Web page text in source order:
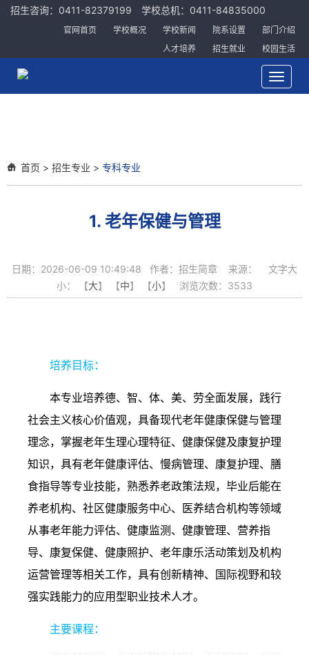
招生咨询：0411-82379199 学校总机：0411-84835000
官网首页 学校概况 学校新闻 院系设置
部门介绍
人才培养
招生就业 校园生活
Toggle
首页 > 招生专业 > 专科专业
1. 老年保健与管理
日期：2026-06-09 10:49:48 作者：招生简章 来源： 文字大
小： 【大】 【中】 【小】 浏览次数： 3533
培养目标：
本专业培养德、智、体、美、劳全面发展，践行
社会主义核心价值观，具备现代老年健康保健与管理
理念，掌握老年生理心理特征、健康保健及康复护理
知识，具有老年健康评估、慢病管理、康复护理、膳
食指导等专业技能，熟悉养老政策法规，毕业后能在
养老机构、社区健康服务中心、医养结合机构等领域
从事老年能力评估、健康监测、健康管理、营养指
导、康复保健、健康照护、老年康乐活动策划及机构
运营管理等相关工作，具有创新精神、国际视野和较
强实践能力的应用型职业技术人才。
主要课程：